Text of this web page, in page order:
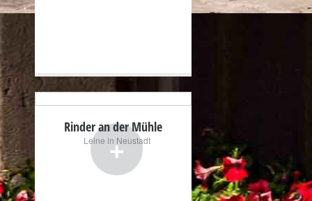
+
Rinder an der Mühle
Leine in Neustadt